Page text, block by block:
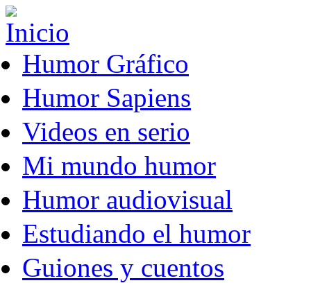
Pasar al contenido principal
Humor Gráfico
Humor Sapiens
Videos en serio
Mi mundo humor
Humor audiovisual
Estudiando el humor
Guiones y cuentos